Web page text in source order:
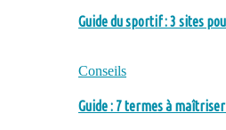
Guide du sportif : 3 sites
Conseils
Guide : 7 termes à